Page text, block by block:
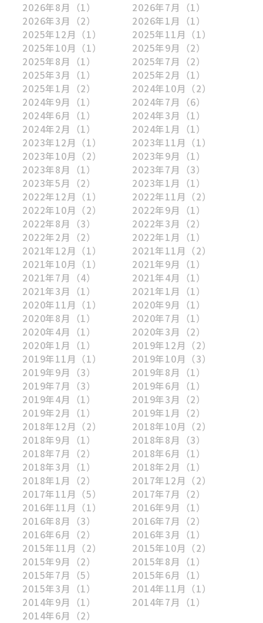
2026年8月 （1） 2026年7月
（1）
2026年3月
（2） 2026年1月
（1）
2025年12月 （1） 2025年11月 （1）
2025年10月 （1） 2025年9月
（2）
2025年8月
（1） 2025年7月
（2）
2025年3月
（1） 2025年2月
（1）
2025年1月
（2） 2024年10月 （2）
2024年9月
（1） 2024年7月
（6）
2024年6月
（1） 2024年3月
（1）
2024年2月
（1） 2024年1月
（1）
2023年12月 （1） 2023年11月 （1）
2023年10月 （2） 2023年9月
（1）
2023年8月
（1） 2023年7月
（3）
2023年5月
（2） 2023年1月
（1）
2022年12月 （1） 2022年11月 （2）
2022年10月 （2） 2022年9月
（1）
2022年8月
（3） 2022年3月
（2）
2022年2月
（2） 2022年1月
（1）
2021年12月 （1） 2021年11月 （2）
2021年10月 （1） 2021年9月
（1）
2021年7月
（4） 2021年4月
（1）
2021年3月
（1） 2021年1月
（1）
2020年11月 （1） 2020年9月
（1）
2020年8月
（1） 2020年7月
（1）
2020年4月
（1） 2020年3月
（2）
2020年1月
（1） 2019年12月 （2）
2019年11月 （1） 2019年10月 （3）
2019年9月
（3） 2019年8月
（1）
2019年7月
（3） 2019年6月
（1）
2019年4月
（1） 2019年3月
（2）
2019年2月
（1） 2019年1月
（2）
2018年12月 （2） 2018年10月 （2）
2018年9月
（1） 2018年8月
（3）
2018年7月
（2） 2018年6月
（1）
2018年3月
（1） 2018年2月
（1）
2018年1月
（2） 2017年12月 （2）
2017年11月 （5） 2017年7月
（2）
2016年11月 （1） 2016年9月
（1）
2016年8月
（3） 2016年7月
（2）
2016年6月
（2） 2016年3月
（1）
2015年11月 （2） 2015年10月 （2）
2015年9月
（2） 2015年8月
（1）
2015年7月
（5） 2015年6月
（1）
2015年3月
（1） 2014年11月 （1）
2014年9月
（1） 2014年7月
（1）
2014年6月
（2）